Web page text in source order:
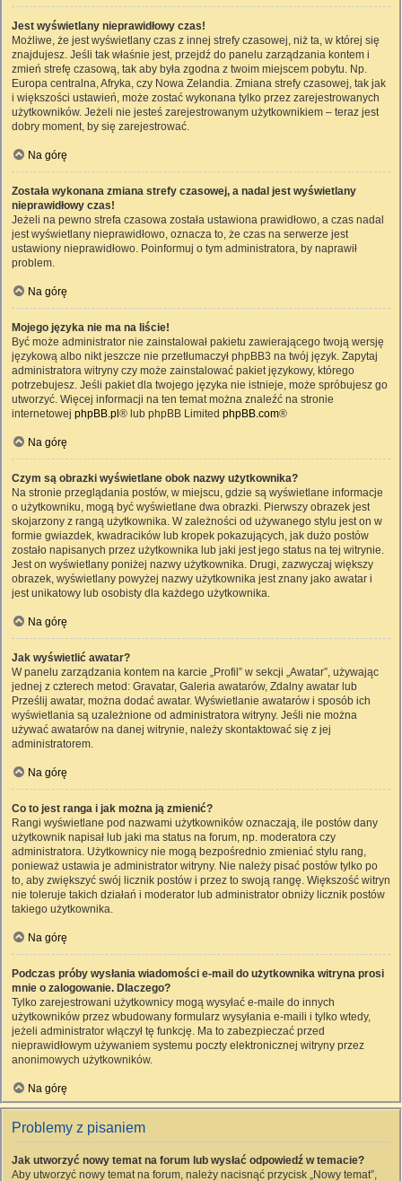
Jest wyświetlany nieprawidłowy czas!
Możliwe, że jest wyświetlany czas z innej strefy czasowej, niż ta, w której się
znajdujesz. Jeśli tak właśnie jest, przejdź do panelu zarządzania kontem i
zmień strefę czasową, tak aby była zgodna z twoim miejscem pobytu. Np.
Europa centralna, Afryka, czy Nowa Zelandia. Zmiana strefy czasowej, tak jak
i większości ustawień, może zostać wykonana tylko przez zarejestrowanych
użytkowników. Jeżeli nie jesteś zarejestrowanym użytkownikiem – teraz jest
dobry moment, by się zarejestrować.
Na górę
Została wykonana zmiana strefy czasowej, a nadal jest wyświetlany
nieprawidłowy czas!
Jeżeli na pewno strefa czasowa została ustawiona prawidłowo, a czas nadal
jest wyświetlany nieprawidłowo, oznacza to, że czas na serwerze jest
ustawiony nieprawidłowo. Poinformuj o tym administratora, by naprawił
problem.
Na górę
Mojego języka nie ma na liście!
Być może administrator nie zainstalował pakietu zawierającego twoją wersję
językową albo nikt jeszcze nie przetłumaczył phpBB3 na twój język. Zapytaj
administratora witryny czy może zainstalować pakiet językowy, którego
potrzebujesz. Jeśli pakiet dla twojego języka nie istnieje, może spróbujesz go
utworzyć. Więcej informacji na ten temat można znaleźć na stronie
internetowej phpBB.pl ® lub phpBB Limited phpBB.com®
Na górę
Czym są obrazki wyświetlane obok nazwy użytkownika?
Na stronie przeglądania postów, w miejscu, gdzie są wyświetlane informacje
o użytkowniku, mogą być wyświetlane dwa obrazki. Pierwszy obrazek jest
skojarzony z rangą użytkownika. W zależności od używanego stylu jest on w
formie gwiazdek, kwadracików lub kropek pokazujących, jak dużo postów
zostało napisanych przez użytkownika lub jaki jest jego status na tej witrynie.
Jest on wyświetlany poniżej nazwy użytkownika. Drugi, zazwyczaj większy
obrazek, wyświetlany powyżej nazwy użytkownika jest znany jako awatar i
jest unikatowy lub osobisty dla każdego użytkownika.
Na górę
Jak wyświetlić awatar?
W panelu zarządzania kontem na karcie „Profil” w sekcji „Awatar”, używając
jednej z czterech metod: Gravatar, Galeria awatarów, Zdalny awatar lub
Prześlij awatar, można dodać awatar. Wyświetlanie awatarów i sposób ich
wyświetlania są uzależnione od administratora witryny. Jeśli nie można
używać awatarów na danej witrynie, należy skontaktować się z jej
administratorem.
Na górę
Co to jest ranga i jak można ją zmienić?
Rangi wyświetlane pod nazwami użytkowników oznaczają, ile postów dany
użytkownik napisał lub jaki ma status na forum, np. moderatora czy
administratora. Użytkownicy nie mogą bezpośrednio zmieniać stylu rang,
ponieważ ustawia je administrator witryny. Nie należy pisać postów tylko po
to, aby zwiększyć swój licznik postów i przez to swoją rangę. Większość witryn
nie toleruje takich działań i moderator lub administrator obniży licznik postów
takiego użytkownika.
Na górę
Podczas próby wysłania wiadomości e-mail do użytkownika witryna prosi
mnie o zalogowanie. Dlaczego?
Tylko zarejestrowani użytkownicy mogą wysyłać e-maile do innych
użytkowników przez wbudowany formularz wysyłania e-maili i tylko wtedy,
jeżeli administrator włączył tę funkcję. Ma to zabezpieczać przed
nieprawidłowym używaniem systemu poczty elektronicznej witryny przez
anonimowych użytkowników.
Na górę
Problemy z pisaniem
Jak utworzyć nowy temat na forum lub wysłać odpowiedź w temacie?
Aby utworzyć nowy temat na forum, należy nacisnąć przycisk „Nowy temat”,